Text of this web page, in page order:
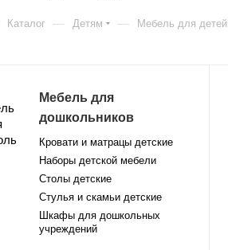
Каталог — Детям — Мебель для детей
Мебель для
дошкольников
Кровати и матрацы детские
Наборы детской мебели
Столы детские
Стулья и скамьи детские
Шкафы для дошкольных
учреждений